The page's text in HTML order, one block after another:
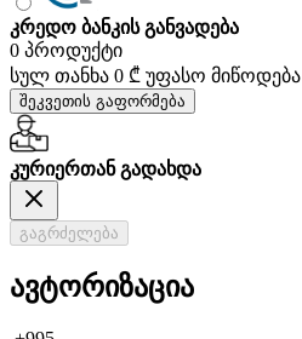
კრედო ბანკის განვადება
0 პროდუქტი
სულ თანხა 0 ₾ უფასო მიწოდება
შეკვეთის გაფორმება
კურიერთან გადახდა
გაგრძელება
ავტორიზაცია